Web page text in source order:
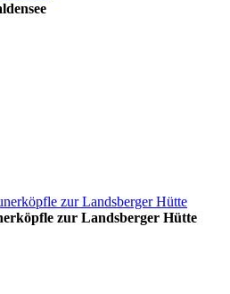
zur Landsberger Hütte